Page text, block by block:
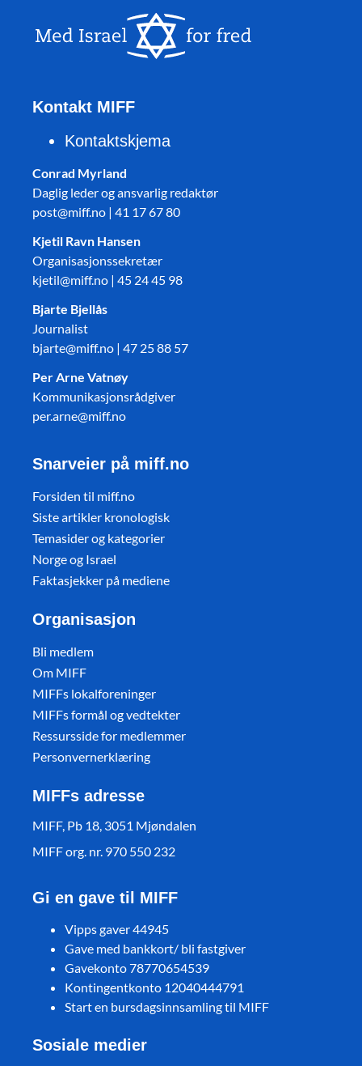
Kontakt MIFF
Kontaktskjema
Conrad Myrland
Daglig leder og ansvarlig redaktør
post@miff.no | 41 17 67 80
Kjetil Ravn Hansen
Organisasjonssekretær
kjetil@miff.no | 45 24 45 98
Bjarte Bjellås
Journalist
bjarte@miff.no | 47 25 88 57
Per Arne Vatnøy
Kommunikasjonsrådgiver
per.arne@miff.no
Snarveier på miff.no
Forsiden til miff.no
Siste artikler kronologisk
Temasider og kategorier
Norge og Israel
Faktasjekker på mediene
Organisasjon
Bli medlem
Om MIFF
MIFFs lokalforeninger
MIFFs formål og vedtekter
Ressursside for medlemmer
Personvernerklæring
MIFFs adresse
MIFF, Pb 18, 3051 Mjøndalen
MIFF org. nr. 970 550 232
Gi en gave til MIFF
Vipps gaver 44945
Gave med bankkort/ bli fastgiver
Gavekonto 78770654539
Kontingentkonto 12040444791
Start en bursdagsinnsamling til MIFF
Sosiale medier